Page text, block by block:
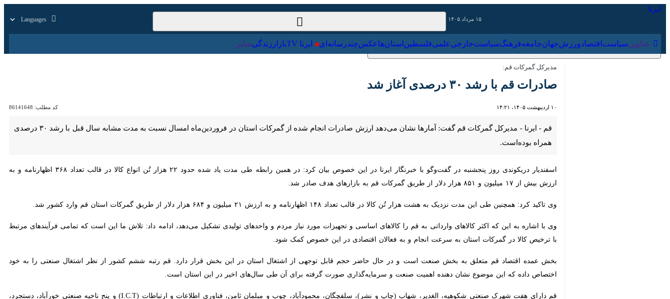
عناوین‌ سیاست اقتصاد ورزش جهان جامعه فرهنگ سیاست‌خارجی علمی فلسطین استان‌ها عکس چندرسانه‌ای ایرنا TV
مدیرکل گمرکات قم:
صادرات قم با رشد ۳۰ درصدی آغاز شد
همراه بوده‌است.
اسفندیار دریکوندی روز پنجشنبه در گفت‌وگو با خبرنگار ایرنا در این خصوص بیان کرد: در همین رابطه طی مدت یاد شده حدود ۲۲ هزار تُن انواع کالا در قالب تعداد ۳۶۸ اظهارنامه و به ارزش
بیش از ۱۷ میلیون و ۸۵۱ هزار دلار از طریق گمرکات قم به بازارهای هدف صادر شد.
وی تاکید کرد: همچنین طی این مدت نزدیک به هشت هزار تُن کالا در قالب تعداد ۱۴۸ اظهارنامه و به ارزش ۲۱ میلیون و ۶۸۴ هزار دلار از طریق گمرکات استان قم وارد کشور شد.
وی با اشاره به این که اکثر کالاهای وارداتی به قم را کالاهای اساسی و تجهیزات مورد نیاز مردم و واحدهای تولیدی تشکیل می‌دهد، ادامه داد: تلاش ما این است که تمامی فرآیندهای مرتبط با
ترخیص کالا در گمرکات استان به سرعت انجام و به فعالان اقتصادی در این خصوص کمک شود.
بخش عمده اقتصاد قم متعلق به بخش صنعت است و در حال حاضر حجم قابل توجهی از اشتغال استان در این بخش قرار دارد. قم رتبه ششم کشور از نظر اشتغال صنعتی را به خود
اختصاص داده که این موضوع نشان دهنده اهمیت صنعت و سرمایه‌گذاری صورت گرفته برای آن طی سال‌های اخیر در این استان است.
قم دارای هفت شهرک صنعتی شکوهیه، الغدیر، شهاب (چاپ و نشر)، سلفچگان، محمودآباد، چوب و مبلمان ثامن، فناوری اطلاعات و ارتباطات (I.C.T) و پنج ناحیه صنعتی خورآباد، دستجرد،